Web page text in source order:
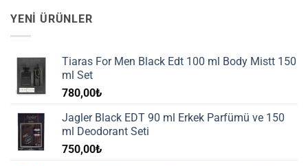
YENI ÜRÜNLER
Tiaras For Men Black Edt 100 ml Body Mistt 150
ml Set
780,00₺
Jagler Black EDT 90 ml Erkek Parfümü ve 150
ml Deodorant Seti
750,00₺